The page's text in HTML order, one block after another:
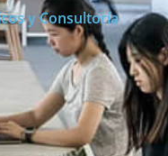
y Consultoría